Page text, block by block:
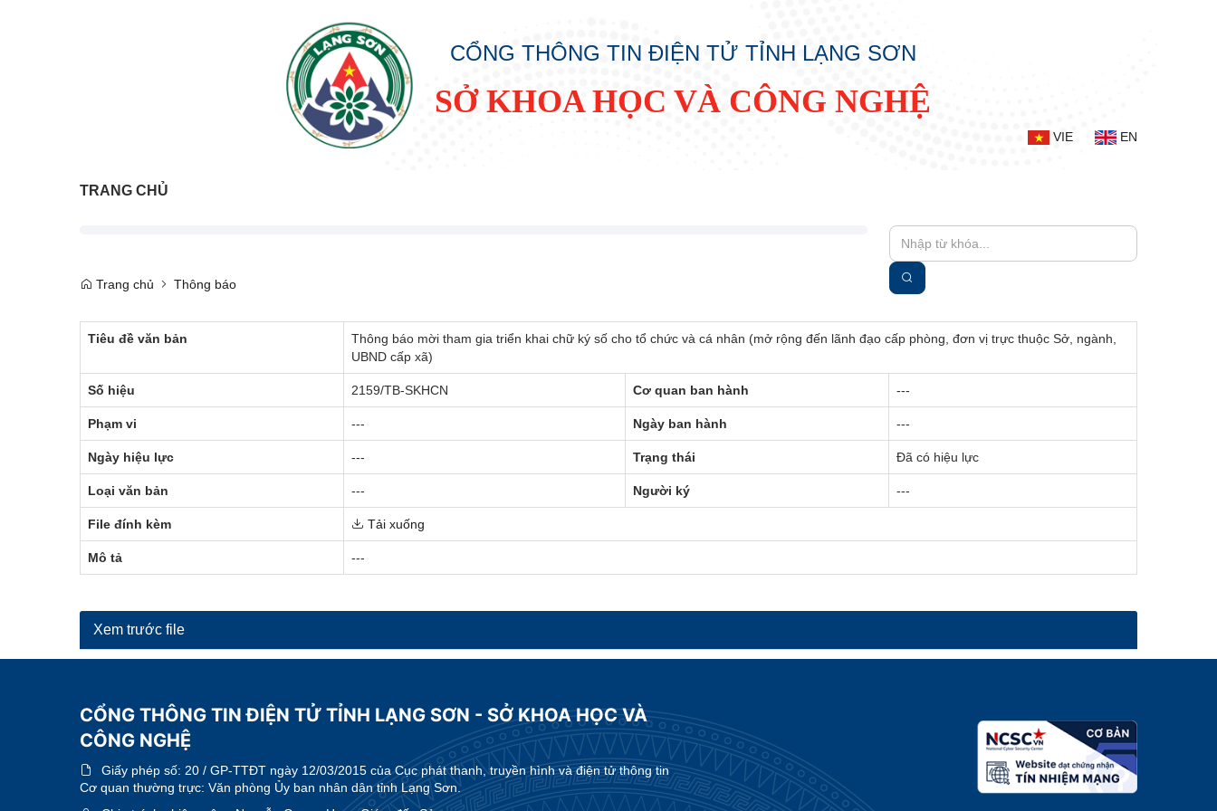
CỔNG THÔNG TIN ĐIỆN TỬ TỈNH LẠNG SƠN
SỞ KHOA HỌC VÀ CÔNG NGHỆ
VIE EN
TRANG CHỦ
Trang chủ Thông báo
Tiêu đề văn bản
Thông báo mời tham gia triển khai chữ ký số cho tổ chức và cá nhân (mở rộng đến lãnh đạo cấp phòng, đơn vị trực thuộc Sở, ngành,
UBND cấp xã)
Số hiệu 2159/TB-SKHCN Cơ quan ban hành ---
Phạm vi --- Ngày ban hành ---
Ngày hiệu lực --- Trạng thái Đã có hiệu lực
Loại văn bản --- Người ký ---
File đính kèm Tải xuống
Mô tả ---
Xem trước file
CỔNG THÔNG TIN ĐIỆN TỬ TỈNH LẠNG SƠN - SỞ KHOA HỌC VÀ
CÔNG NGHỆ
Giấy phép số: 20 / GP-TTĐT ngày 12/03/2015 của Cục phát thanh, truyền hình và điện tử thông tin
Cơ quan thường trực: Văn phòng Ủy ban nhân dân tỉnh Lạng Sơn.